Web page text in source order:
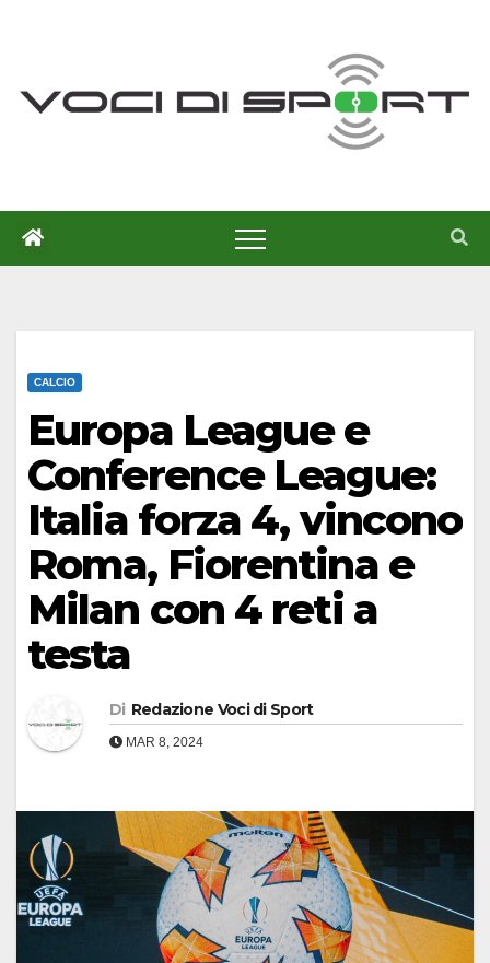
CALCIO
Europa League e
Conference League:
Italia forza 4, vincono
Roma, Fiorentina e
Milan con 4 reti a
testa
Di Redazione Voci di Sport
MAR 8, 2024